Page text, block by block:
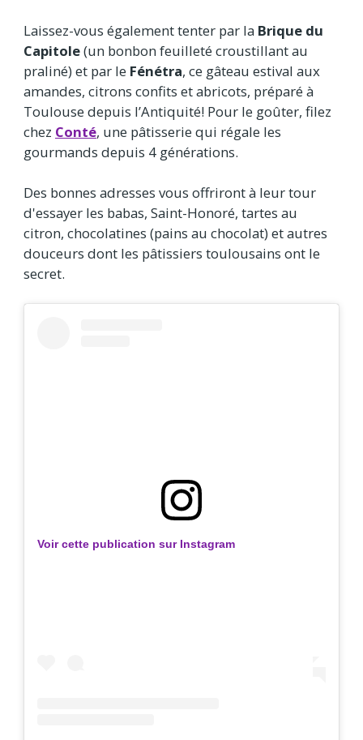
Laissez-vous également tenter par la Brique du
Capitole(un bonbon feuilleté croustillant au
praliné) et par le Fénétra, ce gâteau estival aux
amandes, citrons confits et abricots, préparé à
Toulouse depuis l’Antiquité! Pour le goûter, filez
chez Conté, une pâtisserie qui régale les
gourmands depuis 4 générations.
Des bonnes adresses vous offriront à leur tour
d'essayer les babas, Saint-Honoré, tartes au
citron, chocolatines (pains au chocolat) et autres
douceurs dont les pâtissiers toulousains ont le
secret.
Voir cette publication sur Instagram